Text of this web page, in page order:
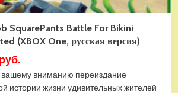
SquarePants Battle For Bikini
(XBOX One, русская версия)
вашему вниманию переиздание
истории жизни удивительных жителей